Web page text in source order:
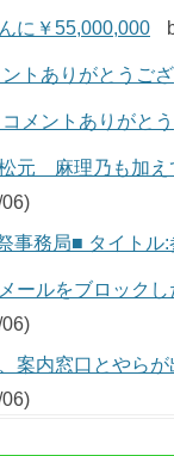
に￥55,000,000
トありがとうござ
メントありがとう
元 麻理乃も加え
事務局■ タイトル:
ールをブロックし
案内窓口とやらが